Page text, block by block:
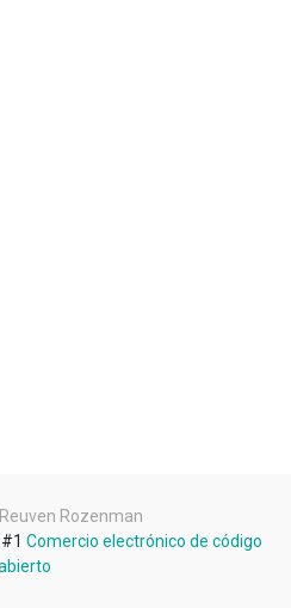
Reuven Rozenman
#1Comercio electrónico de código